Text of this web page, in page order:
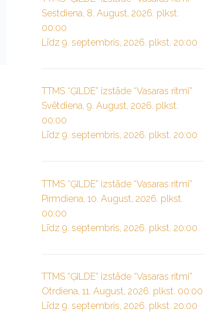
Sestdiena, 8. August, 2026. plkst.
00:00
Līdz 9. septembris, 2026. plkst. 20:00
TTMS “ĢILDE” izstāde “Vasaras ritmi”
Svētdiena, 9. August, 2026. plkst.
00:00
Līdz 9. septembris, 2026. plkst. 20:00
TTMS “ĢILDE” izstāde “Vasaras ritmi”
Pirmdiena, 10. August, 2026. plkst.
00:00
Līdz 9. septembris, 2026. plkst. 20:00
TTMS “ĢILDE” izstāde “Vasaras ritmi”
Otrdiena, 11. August, 2026. plkst. 00:00
Līdz 9. septembris, 2026. plkst. 20:00